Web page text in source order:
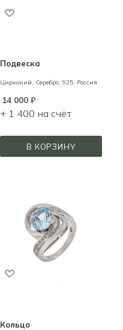
Подвеска
Цирконий, Серебро, 925, Россия
14 000₽
+ 1 400 на счёт
В КОРЗИНУ
Кольцо